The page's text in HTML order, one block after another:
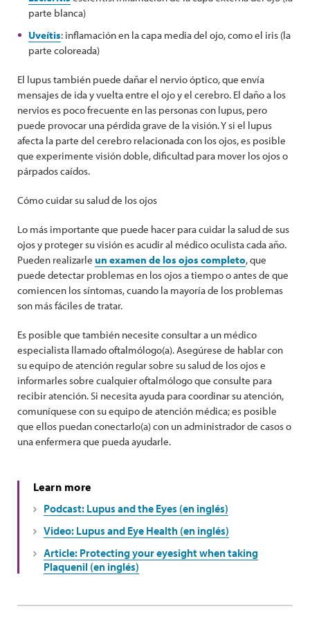
parte blanca)
Uveítis: inflamación en la capa media del ojo, como el iris (la
parte coloreada)
El lupus también puede dañar el nervio óptico, que envía
mensajes de ida y vuelta entre el ojo y el cerebro. El daño a los
nervios es poco frecuente en las personas con lupus, pero
puede provocar una pérdida grave de la visión. Y si el lupus
afecta la parte del cerebro relacionada con los ojos, es posible
que experimente visión doble, dificultad para mover los ojos o
párpados caídos.
Cómo cuidar su salud de los ojos
Lo más importante que puede hacer para cuidar la salud de sus
ojos y proteger su visión es acudir al médico oculista cada año.
Pueden realizarle un examen de los ojos completo, que
puede detectar problemas en los ojos a tiempo o antes de que
comiencen los síntomas, cuando la mayoría de los problemas
son más fáciles de tratar.
Es posible que también necesite consultar a un médico
especialista llamado oftalmólogo(a). Asegúrese de hablar con
su equipo de atención regular sobre su salud de los ojos e
informarles sobre cualquier oftalmólogo que consulte para
recibir atención. Si necesita ayuda para coordinar su atención,
comuníquese con su equipo de atención médica; es posible
que ellos puedan conectarlo(a) con un administrador de casos o
una enfermera que pueda ayudarle.
Learn more
Podcast: Lupus and the Eyes (en inglés)
Video: Lupus and Eye Health (en inglés)
Article: Protecting your eyesight when taking
Plaquenil (en inglés)